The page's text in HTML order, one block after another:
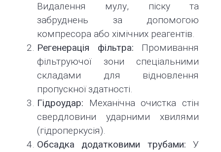
Видалення мулу, піску та
забруднень за допомогою
компресора або хімічних реагентів.
Регенерація фільтра: Промивання
фільтруючої зони спеціальними
складами для відновлення
пропускної здатності.
Гідроудар: Механічна очистка стін
свердловини ударними хвилями
(гідроперкусія).
Обсадка додатковими трубами: У